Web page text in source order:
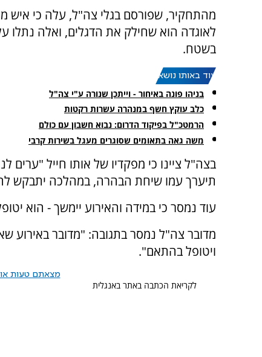
מהתחקיר, שפורסם בגלי צה"ל, עלה כי איש
לאוגדה הוא שחילק את הדגלים, ואלה נתלו
בשטח.
עוד באותו נושא:
בניהו פונה באיחור - וייתכן שנורה ע"י צה"ל
כלב עוקץ חשף במנהרה עשרות רקטות
הרמטכ"ל בפיקוד הדרום: נבוא חשבון עם כולם
משה גאה בתאומים שסוגרים מעגל בשירות קרבי
בצה"ל ציינו כי מפקדיו של אותו חייל "ערים
תיערך עמו שיחת הבהרה, במהלכה יתבקש
עוד נמסר כי במידה והאירוע יימשך - הוא
מדובר צה"ל נמסר בתגובה: "מדובר באירוע
ויטופל בהתאם".
מצאתם טעות או
לקריאת הכתבה באתר באנגלית